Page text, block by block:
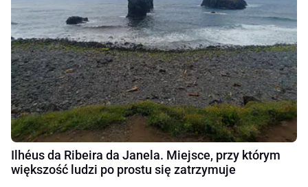
Ilhéus da Ribeira da Janela. Miejsce, przy którym
większość ludzi po prostu się zatrzymuje